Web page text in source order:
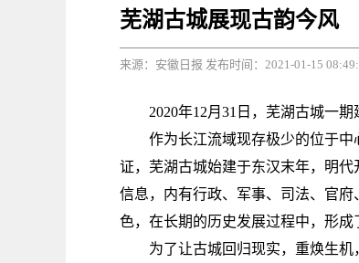
芜湖古城展现古韵今风
来源：安徽日报 发布时间：2021-01-15
2020年12月31日，芜湖古城一
作为长江流域现存极少的位于
证，芜湖古城始建于东汉末年，明
信息，内有行政、军事、司法、官
色，在长期的历史发展过程中，形成
为了让古城回归现实，重焕生